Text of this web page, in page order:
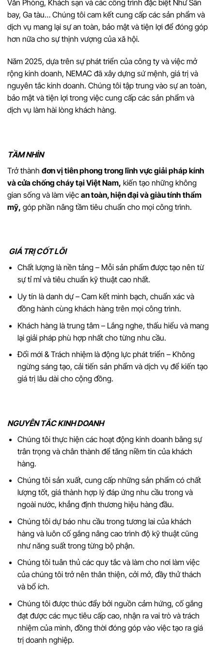
Văn Phòng, Khách sạn và các công trình đặc biệt Như Sân
bay, Ga tàu… Chúng tôi cam kết cung cấp các sản phẩm và
dịch vụ mang lại sự an toàn, bảo mật và tiện lợi để đóng góp
hơn nữa cho sự thịnh vượng của xã hội.
Năm 2025, dựa trên sự phát triển của công ty và việc mở
rộng kinh doanh, NEMAC đã xây dựng sứ mệnh, giá trị và
nguyên tắc kinh doanh. Chúng tôi tập trung vào sự an toàn,
bảo mật và tiện lợi trong việc cung cấp các sản phẩm và
dịch vụ làm hài lòng khách hàng.
TẦM NHÌN
Trở thành đơn vị tiên phong trong lĩnh vực giải pháp kính
và cửa chống cháy tại Việt Nam, kiến tạo những không
gian sống và làm việc an toàn, hiện đại và giàu tính thẩm
mỹ, góp phần nâng tầm tiêu chuẩn cho mọi công trình.
GIÁ TRỊ CỐT LÕI
Chất lượng là nền tảng – Mỗi sản phẩm được tạo nên từ
sự tỉ mỉ và tiêu chuẩn kỹ thuật cao nhất.
Uy tín là danh dự – Cam kết minh bạch, chuẩn xác và
đồng hành cùng khách hàng trên mọi công trình.
Khách hàng là trung tâm – Lắng nghe, thấu hiểu và mang
lại giải pháp phù hợp nhất cho từng nhu cầu.
Đổi mới & Trách nhiệm là động lực phát triển – Không
ngừng sáng tạo, cải tiến sản phẩm và dịch vụ để kiến tạo
giá trị lâu dài cho cộng đồng.
NGUYÊN TẮC KINH DOANH
Chúng tôi thực hiện các hoạt động kinh doanh bằng sự
trân trọng và chân thành để tăng niềm tin của khách
hàng.
Chúng tôi sản xuất, cung cấp những sản phẩm có chất
lượng tốt, giá thành hợp lý đáp ứng nhu cầu trong và
ngoài nước, khẳng định thương hiệu hàng đầu.
Chúng tôi dự báo nhu cầu trong tương lai của khách
hàng và luôn cố gắng nâng cao trình độ kỹ thuật cũng
như năng suất trong từng bộ phận.
Chúng tôi tuân thủ các quy tắc và làm cho nơi làm việc
của chúng tôi trở nên thân thiện, cởi mở, đầy thử thách
và bổ ích.
Chúng tôi được thúc đẩy bởi nguồn cảm hứng, cố gắng
đạt được các mục tiêu cấp cao, nhận ra vai trò và trách
nhiệm của mình, đồng thời đóng góp vào việc tạo ra giá
trị doanh nghiệp.